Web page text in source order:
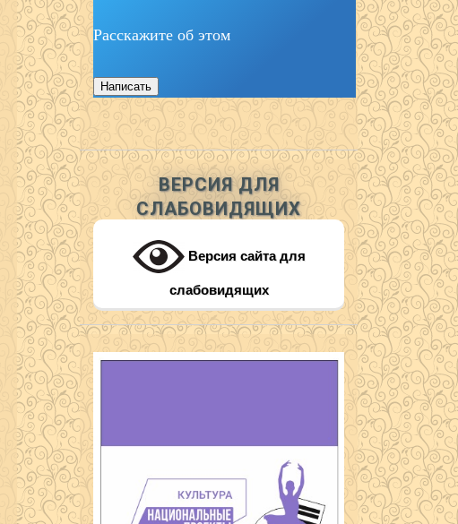
Расскажите об этом
Написать
ВЕРСИЯ ДЛЯ
СЛАБОВИДЯЩИХ
Версия сайта для
слабовидящих